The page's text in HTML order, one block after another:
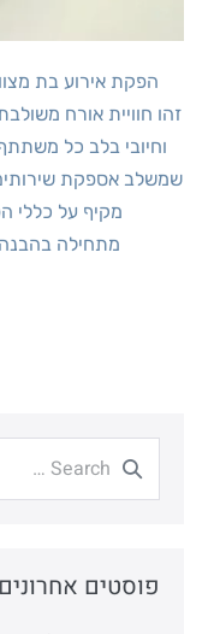
הפקת אירוע בת
זהו חוויית אורח
וחיובי בלב כל
שמשלב אספקת
מקיף על כללי
מתחילה
פוסטים אחרונים